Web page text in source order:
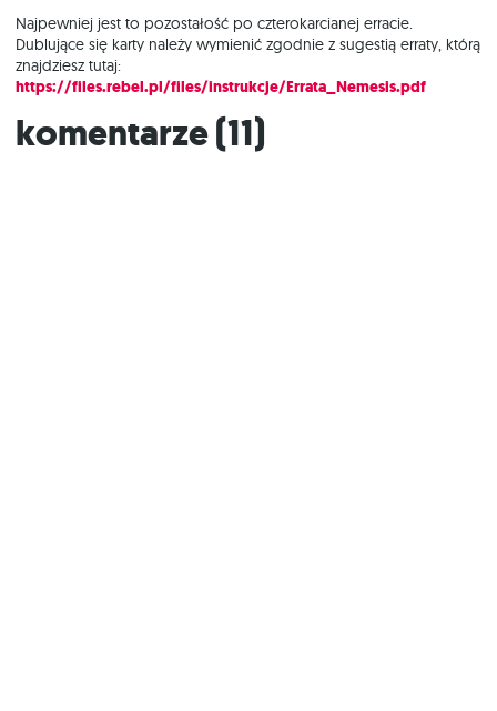
Najpewniej jest to pozostałość po czterokarcianej erracie.
Dublujące się karty należy wymienić zgodnie z sugestią erraty, którą
znajdziesz tutaj:
https://files.rebel.pl/files/instrukcje/Errata_Nemesis.pdf
Komentarze (11)